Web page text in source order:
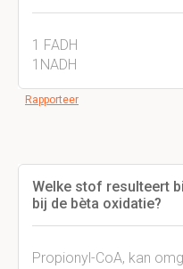
1 FADH
1NADH
Rapporteer
Welke stof resulteert
bij de bèta oxidatie?
Propionyl-CoA, kan